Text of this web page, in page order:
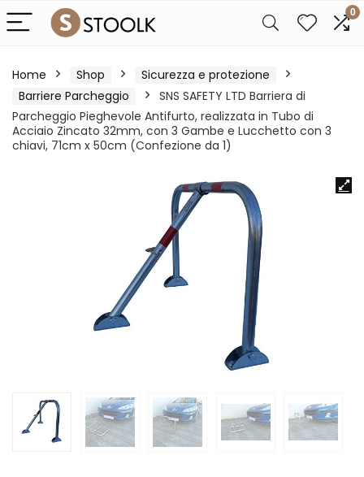
0
Home Shop
Sicurezza e protezione
Barriere Parcheggio
SNS SAFETY LTD Barriera di
Parcheggio Pieghevole Antifurto, realizzata in Tubo di
Acciaio Zincato 32mm, con 3 Gambe e Lucchetto con 3
chiavi, 71cm x 50cm (Confezione da 1)